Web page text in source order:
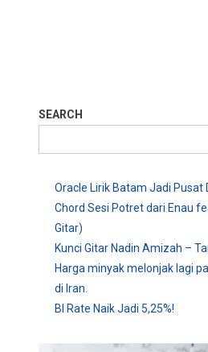
SEARCH
Oracle Lirik Batam Jadi Pusat
Chord Sesi Potret dari Enau
Gitar)
Kunci Gitar Nadin Amizah –
Harga minyak melonjak lagi
di Iran.
BI Rate Naik Jadi 5,25%!